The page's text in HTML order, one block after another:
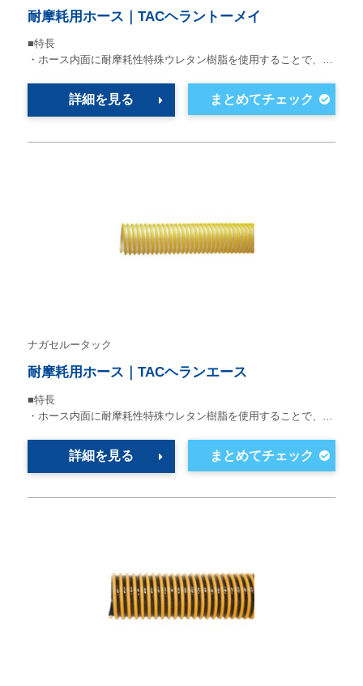
耐摩耗用ホース｜TACヘラントーメイ
■特長
・ホース内面に耐摩耗性特殊ウレタン樹脂を使用することで、…
詳細を見る
ナガセルータック
耐摩耗用ホース｜TACヘランエース
■特長
・ホース内面に耐摩耗性特殊ウレタン樹脂を使用することで、…
詳細を見る